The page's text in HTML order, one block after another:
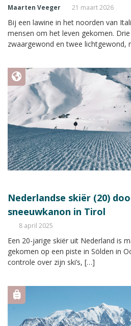
Maarten Veeger 21 maart 2026
Bij een lawine in het noorden van
mensen om het leven gekomen.
zwaargewond en twee lichtgewond,
Nederlandse skiër (20)
sneeuwkanon in Tirol
8 april 2025
Een 20-jarige skiër uit Nederland is
gekomen op een piste in Sölden in
controle over zijn ski’s, […]